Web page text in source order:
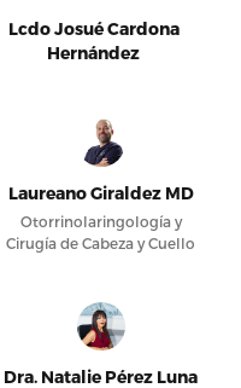
Lcdo Josué Cardona
Hernández
Laureano Giraldez MD
Otorrinolaringología y
Cirugía de Cabeza y Cuello
Dra. Natalie Pérez Luna